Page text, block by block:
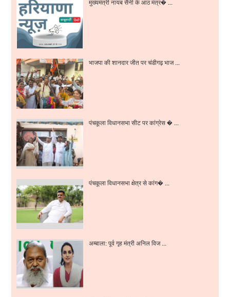
मुख्यमंत्री नायब सैनी के आठ मंत्र� ...
भाजपा की शानदार जीत पर चंडीगढ़ भाज ...
पंचकूला विधानसभा सीट पर कांग्रेस � ...
पंचकूला विधानसभा क्षेत्र से कांग� ...
अम्बाला: पूर्व गृह मंत्री अनिल विज ...